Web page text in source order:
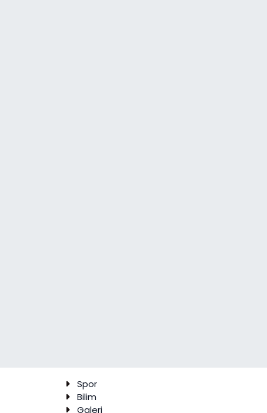
Spor
Bilim
Galeri